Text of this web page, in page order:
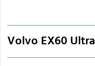
Volvo EX60 Ultra